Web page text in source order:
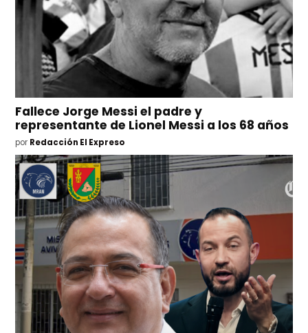
Fallece Jorge Messi el padre y
representante de Lionel Messi a los 68 años
por Redacción El Expreso